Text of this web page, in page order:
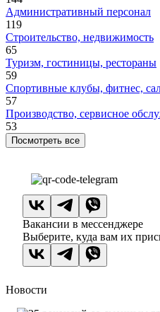
Административный персонал
119
Строительство, недвижимость
65
Туризм, гостиницы, рестораны
59
Спортивные клубы, фитнес,
57
Производство, сервисное
53
Посмотреть все
Вакансии в мессенджере
Выберите, куда вам их
Новости